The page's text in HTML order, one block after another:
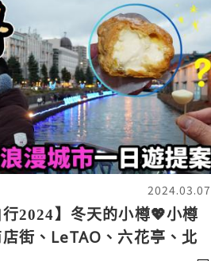
2024.03.07
行2024】冬天的小樽💖小樽
街、LeTAO、六花亭、北